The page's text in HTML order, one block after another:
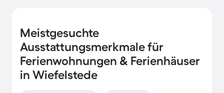
Meistgesuchte
Ausstattungsmerkmale für
Ferienwohnungen & Ferienhäuser
in Wiefelstede